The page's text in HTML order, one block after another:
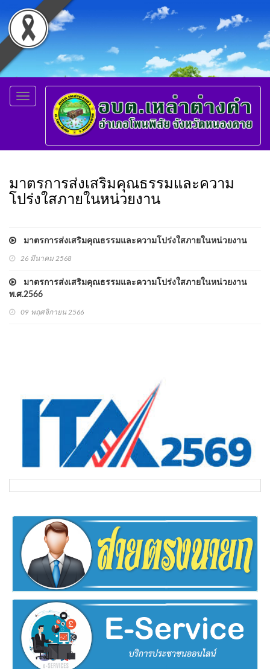
Toggle
navigation
มาตรการส่งเสริมคุณธรรมและความ
โปร่งใสภายในหน่วยงาน
มาตรการส่งเสริมคุณธรรมและความโปร่งใสภายในหน่วยงาน
26 มีนาคม 2568
มาตรการส่งเสริมคุณธรรมและความโปร่งใสภายในหน่วยงาน
พ.ศ.2566
09 พฤศจิกายน 2566